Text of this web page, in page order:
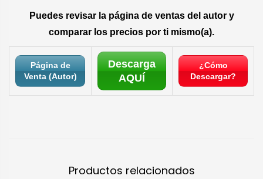
Puedes revisar la página de ventas del autor y
comparar los precios por ti mismo(a).
Página de
Venta (Autor)
Descarga
AQUÍ
¿Cómo
Descargar?
Productos relacionados